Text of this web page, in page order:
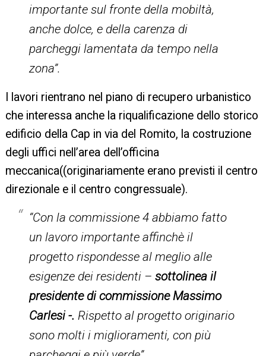
importante sul fronte della mobiltà,
anche dolce, e della carenza di
parcheggi lamentata da tempo nella
zona”.
I lavori rientrano nel piano di recupero urbanistico
che interessa anche la riqualificazione dello storico
edificio della Cap in via del Romito, la costruzione
degli uffici nell’area dell’officina
meccanica((originariamente erano previsti il centro
direzionale e il centro congressuale).
“Con la commissione 4 abbiamo fatto
un lavoro importante affinchè il
progetto rispondesse al meglio alle
esigenze dei residenti –sottolinea il
presidente di commissione Massimo
Carlesi -. Rispetto al progetto originario
sono molti i miglioramenti, con più